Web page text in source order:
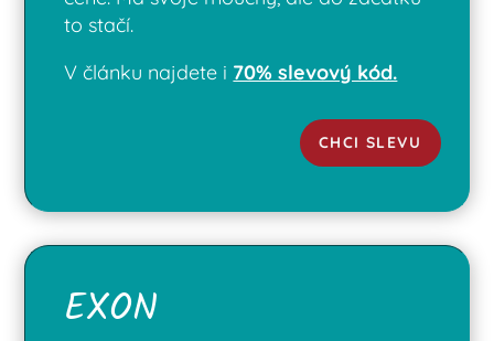
to stačí.
V článku najdete i 70% slevový kód.
CHCI SLEVU
EXON